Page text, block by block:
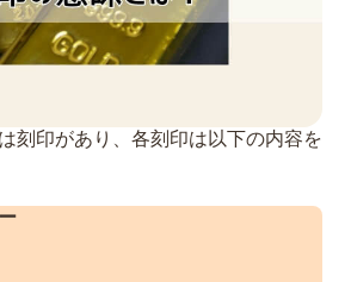
刻印があり、各刻印は以下の内容を